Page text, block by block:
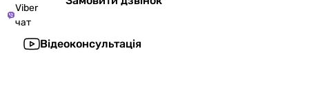
Viber
чат
Відеоконсультація